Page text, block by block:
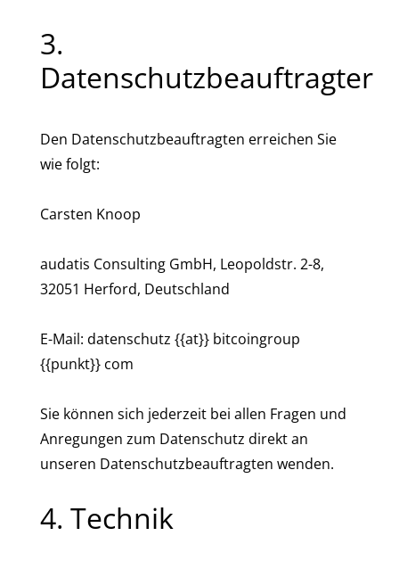
3.
Datenschutzbeauftragter
Den Datenschutzbeauftragten erreichen Sie
wie folgt:
Carsten Knoop
audatis Consulting GmbH, Leopoldstr. 2-8,
32051 Herford, Deutschland
E-Mail: datenschutz {{at}} bitcoingroup
{{punkt}} com
Sie können sich jederzeit bei allen Fragen und
Anregungen zum Datenschutz direkt an
unseren Datenschutzbeauftragten wenden.
4. Technik